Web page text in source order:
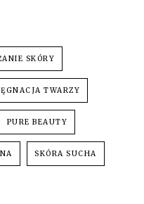
SKÓRY
TWARZY
PURE BEAUTY
SKÓRA SUCHA